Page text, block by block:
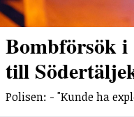
Bombförsök i
till
Polisen: - "Kunde ha